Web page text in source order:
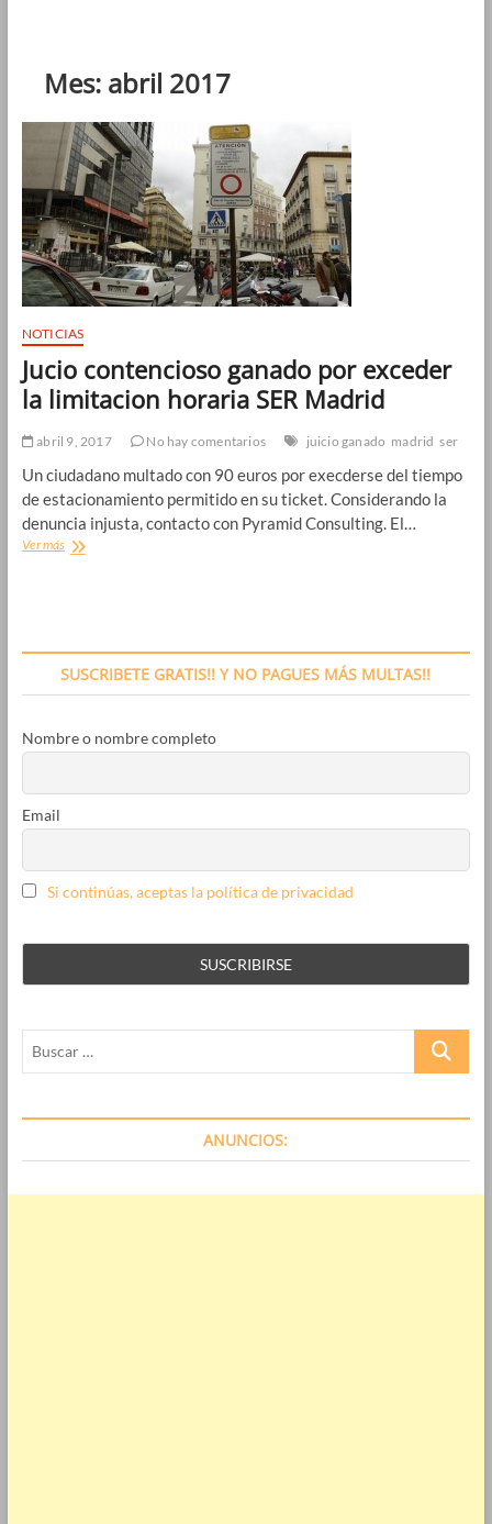
Mes: abril 2017
NOTICIAS
Jucio contencioso ganado por exceder
la limitacion horaria SER Madrid
abril 9, 2017 No hay comentarios juicio ganado madrid ser
Un ciudadano multado con 90 euros por execderse del tiempo
de estacionamiento permitido en su ticket. Considerando la
denuncia injusta, contacto con Pyramid Consulting. El…
Ver másJucio
horaria
SUSCRIBETE GRATIS!! Y NO PAGUES MÁS MULTAS!!
Nombre o nombre completo
Email
Si continúas, aceptas la política de privacidad
Buscar
ANUNCIOS: